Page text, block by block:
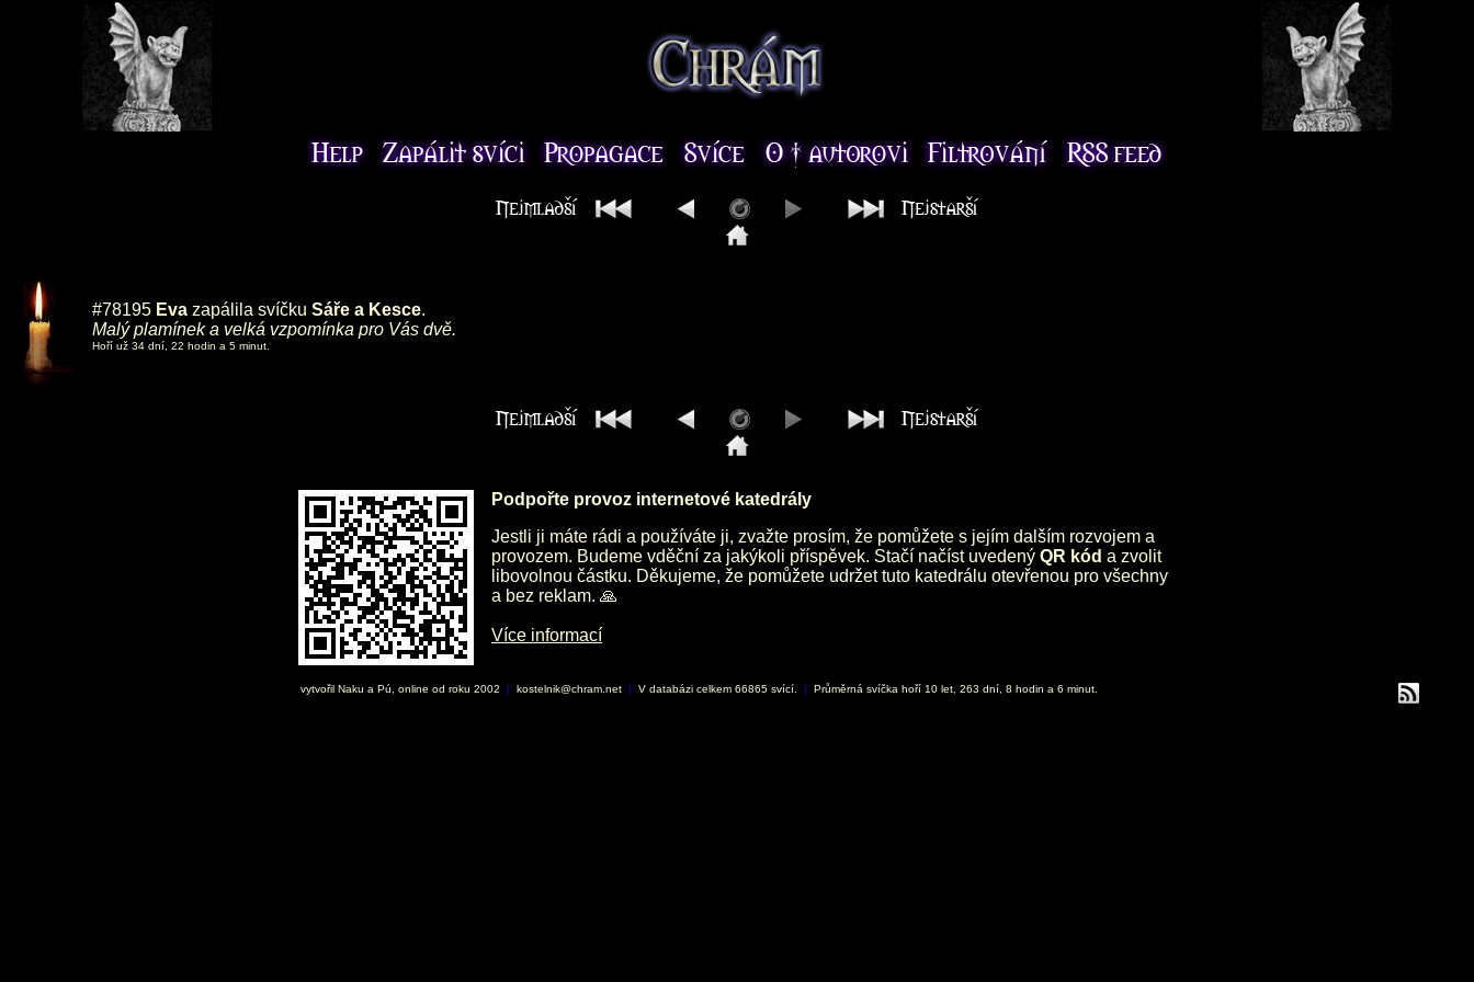
#78195 Eva zapálila svíčku Sáře a Kesce.
Malý plamínek a velká vzpomínka pro Vás dvě.
Hoří už 34 dní, 22 hodin a 5 minut.
Podpořte provoz internetové katedrály
Jestli ji máte rádi a používáte ji, zvažte prosím, že pomůžete s jejím dalším rozvojem a
provozem. Budeme vděční za jakýkoli příspěvek. Stačí načíst uvedený QR kód a zvolit
libovolnou částku. Děkujeme, že pomůžete udržet tuto katedrálu otevřenou pro všechny
a bez reklam. 🙏
Více informací
vytvořil Naku a Pú, online od roku 2002 | kostelnik@chram.net | V databázi celkem 66865 svící. | Průměrná svíčka hoří 10 let, 263 dní, 8 hodin a 6 minut.